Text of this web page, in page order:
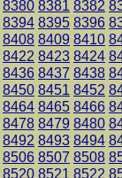
8380 8381 8382
8394 8395 8396
8408 8409 8410
8422 8423 8424
8436 8437 8438
8450 8451 8452
8464 8465 8466
8478 8479 8480
8492 8493 8494
8506 8507 8508
8520 8521 8522